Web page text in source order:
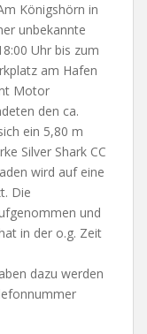
Königshörn in
unbekannte
Uhr bis zum
am Hafen
Motor
den ca.
ein 5,80 m
Silver Shark CC
wird auf eine
Die
und
in der o.g. Zeit
dazu werden